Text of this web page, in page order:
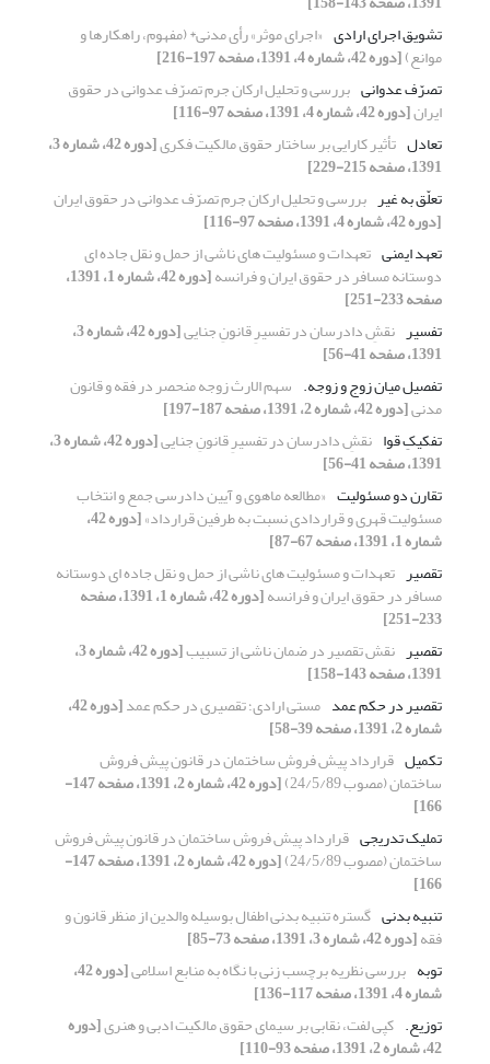
تشویق اجرای ارادی «اجرای موثر» رأی مدنی* (مفهوم، راهکارها و
موانع)[دوره 42، شماره 4، 1391، صفحه 197-216]
تصرّف عدوانی بررسی و تحلیل ارکان جرم تصرّف عدوانی در حقوق
ایران[دوره 42، شماره 4، 1391، صفحه 97-116]
تعادل تأثیر کارایی بر ساختار حقوق مالکیت فکری [دوره 42، شماره 3،
1391، صفحه 215-229]
تعلّق به غیر بررسی و تحلیل ارکان جرم تصرّف عدوانی در حقوق ایران
[دوره 42، شماره 4، 1391، صفحه 97-116]
تعهد ایمنی تعهدات و مسئولیت های ناشی از حمل و نقل جاده ای
دوستانه مسافر در حقوق ایران و فرانسه [دوره 42، شماره 1، 1391،
صفحه 233-251]
تفسیر نقشِ دادرسان در تفسیرِ قانونِ جنایی [دوره 42، شماره 3،
1391، صفحه 41-56]
تفصیل میان زوج و زوجه. سهم الارث زوجه منحصر در فقه و قانون
مدنی[دوره 42، شماره 2، 1391، صفحه 187-197]
تفکیکِ قوا نقشِ دادرسان در تفسیرِ قانونِ جنایی [دوره 42، شماره 3،
1391، صفحه 41-56]
تقارن دو مسئولیت «مطالعه ماهوی و آیین دادرسی جمع و انتخاب
مسئولیت قهری و قراردادی نسبت به طرفین قرارداد» [دوره 42،
شماره 1، 1391، صفحه 67-87]
تقصیر تعهدات و مسئولیت های ناشی از حمل و نقل جاده ای دوستانه
مسافر در حقوق ایران و فرانسه [دوره 42، شماره 1، 1391، صفحه
233-251]
تقصیر نقش تقصیر در ضمان ناشی از تسبیب [دوره 42، شماره 3،
1391، صفحه 143-158]
تقصیر در حکم عمد مستی ارادی؛ تقصیری در حکم عمد [دوره 42،
شماره 2، 1391، صفحه 39-58]
تکمیل قرارداد پیش فروش ساختمان در قانون پیش فروش
ساختمان (مصوب 24/5/89) [دوره 42، شماره 2، 1391، صفحه 147-
166]
تملیک تدریجی قرارداد پیش فروش ساختمان در قانون پیش فروش
ساختمان (مصوب 24/5/89) [دوره 42، شماره 2، 1391، صفحه 147-
166]
تنبیه بدنی گستره تنبیه بدنی اطفال بوسیله والدین از منظر قانون و
فقه[دوره 42، شماره 3، 1391، صفحه 73-85]
توبه بررسی نظریه برچسب زنی با نگاه به منابع اسلامی [دوره 42،
شماره 4، 1391، صفحه 117-136]
توزیع. کپی لفت، نقابی بر سیمای حقوق مالکیت ادبی و هنری[دوره
42، شماره 2، 1391، صفحه 93-110]